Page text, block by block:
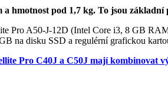
hmotnost pod 1,7 kg. To jsou
Pro A50-J-12D (Intel Core i3, 8 GB
na disku SSD a regulérní grafickou
Pro C40J a C50J mají kombinovat